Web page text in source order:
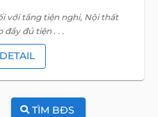
với tầng tiện nghi, Nội thất
đầy đủ tiện . . .
TÌM BĐS